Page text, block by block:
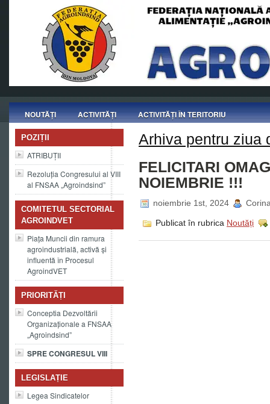
NOUTĂȚI ACTIVITĂȚI ACTIVITĂȚI ÎN TERITORIU
POZIȚII
ATRIBUȚII
Rezoluția Congresului al VIII
al FNSAA „Agroindsind”
COMITETUL SECTORIAL
AGROINDVET
Piața Muncii din ramura
agroindustrială, activă și
influentă în Procesul
AgroindVET
PRIORITĂȚI
Conceptia Dezvoltării
Organizaționale a FNSAA
„Agroindsind”
SPRE CONGRESUL VIII
LEGISLAȚIE
Legea Sindicatelor
Arhiva pentru ziua
FELICITARI
NOIEMBRIE !!!
noiembrie 1st, 2024
Publicat în rubrica Noutăți